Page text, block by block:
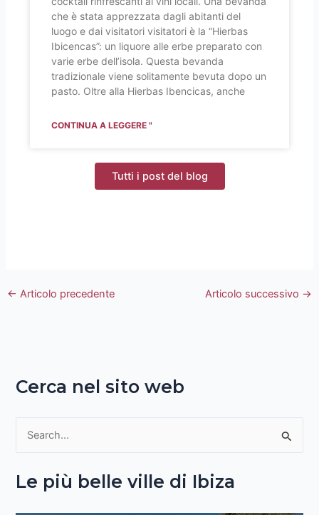
che è stata apprezzata dagli abitanti del
luogo e dai visitatori visitatori è la “Hierbas
Ibicencas”: un liquore alle erbe preparato con
varie erbe dell’isola. Questa bevanda
tradizionale viene solitamente bevuta dopo un
pasto. Oltre alla Hierbas Ibencicas, anche
CONTINUA A LEGGERE "
Tutti i post del blog
← Articolo precedente Articolo successivo →
Cerca nel sito web
Le più belle ville di Ibiza